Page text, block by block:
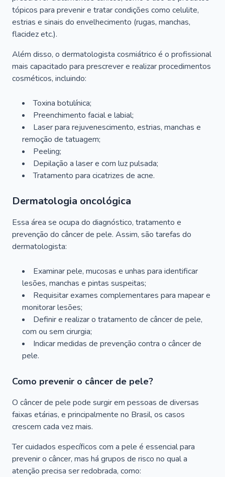
tópicos para prevenir e tratar condições como celulite,
estrias e sinais do envelhecimento (rugas, manchas,
flacidez etc.).
Além disso, o dermatologista cosmiátrico é o profissional
mais capacitado para prescrever e realizar procedimentos
cosméticos, incluindo:
Toxina botulínica;
Preenchimento facial e labial;
Laser para rejuvenescimento, estrias, manchas e
remoção de tatuagem;
Peeling;
Depilação a laser e com luz pulsada;
Tratamento para cicatrizes de acne.
Dermatologia oncológica
Essa área se ocupa do diagnóstico, tratamento e
prevenção do câncer de pele. Assim, são tarefas do
dermatologista:
Examinar pele, mucosas e unhas para identificar
lesões, manchas e pintas suspeitas;
Requisitar exames complementares para mapear e
monitorar lesões;
Definir e realizar o tratamento de câncer de pele,
com ou sem cirurgia;
Indicar medidas de prevenção contra o câncer de
pele.
Como prevenir o câncer de pele?
O câncer de pele pode surgir em pessoas de diversas
faixas etárias, e principalmente no Brasil, os casos
crescem cada vez mais.
Ter cuidados específicos com a pele é essencial para
prevenir o câncer, mas há grupos de risco no qual a
atenção precisa ser redobrada, como: